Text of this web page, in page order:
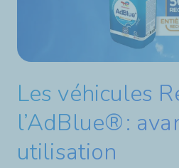
Les véhicules
l’AdBlue® :
utilisation